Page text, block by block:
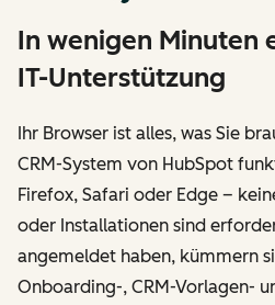
In wenigen Minuten
IT-Unterstützung
Ihr Browser ist alles, was Sie
CRM-System von HubSpot
Firefox, Safari oder Edge –
oder Installationen sind
angemeldet haben, kümmern
Onboarding-, CRM-Vorlagen-